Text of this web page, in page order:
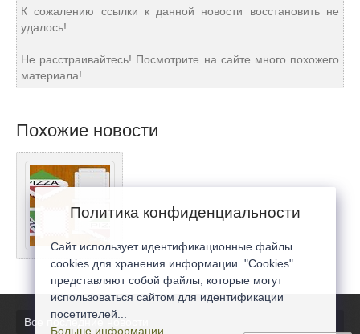
К сожалению ссылки к данной новости восстановить не
удалось!
Не расстраивайтесь! Посмотрите на сайте много похожего
материала!
Похожие новости
Все последние новости
Политика конфиденциальности
Сайт использует идентификационные файлы
cookies для хранения информации. "Cookies"
представляют собой файлы, которые могут
использоваться сайтом для идентификации
посетителей...
Больше информации